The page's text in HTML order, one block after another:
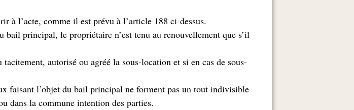
.appelé à concourir à l’acte, comme il est prévu à l’article 188 ci-dessus
bail principal, le propriétaire n’est tenu au renouvellement que s’il
tacitement, autorisé ou agréé la sous-location et si en cas de sous-
faisant l’objet du bail principal ne forment pas un tout indivisible
.matériellement ou dans la commune intention des parties